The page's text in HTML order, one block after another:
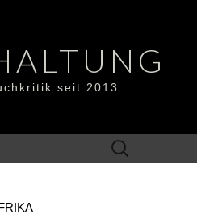
seit 2013
Suchen
nach: